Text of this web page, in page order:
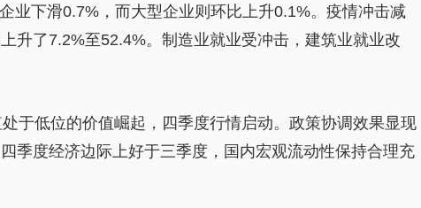
业下滑0.7%，而大型企业则环比上升0.1%。 疫情冲击减
升了7.2%至52.4%。制造业就业受冲击，建筑业就业改
于低位的价值崛起，四季度行情启动。政策协调效果显现
季度经济边际上好于三季度，国内宏观流动性保持合理充